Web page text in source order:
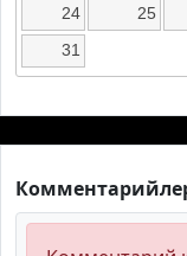
24
25
31